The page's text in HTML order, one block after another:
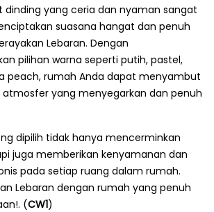
dinding yang ceria dan nyaman sangat
suasana hangat dan penuh
Lebaran. Dengan
pilihan warna seperti putih, pastel,
peach, rumah Anda dapat menyambut
yang menyegarkan dan penuh
dipilih tidak hanya mencerminkan
juga memberikan kenyamanan dan
pada setiap ruang dalam rumah.
Lebaran dengan rumah yang penuh
(CW1)